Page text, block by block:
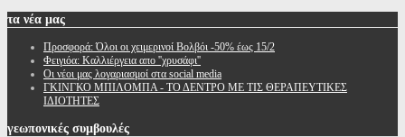
τα νέα μας
Προσφορά: Όλοι οι χειμερινοί Βολβόι -50% έως 15/2
Φειγιόα: Καλλιέργεια απο ''χρυσάφι''
Oι νέοι μας λογαριασμοί στα social media
ΓΚΙΝΓΚΟ ΜΠΙΛΟΜΠΑ - ΤΟ ΔΕΝΤΡΟ ΜΕ ΤΙΣ ΘΕΡΑΠΕΥΤΙΚΕΣ
ΙΔΙΟΤΗΤΕΣ
γεωπονικές συμβουλές